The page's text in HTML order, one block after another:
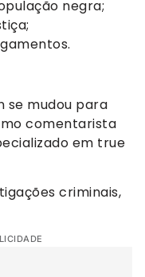
negra;
se mudou para
comentarista
em true
criminais,